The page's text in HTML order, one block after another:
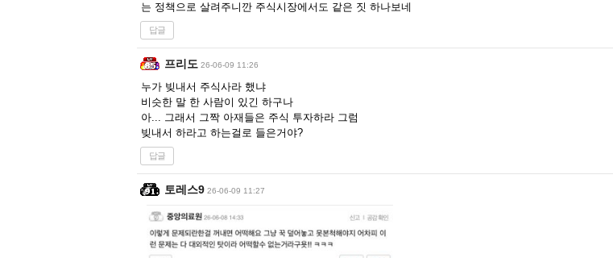
는 정책으로 살려주니깐 주식시장에서도 같은 짓 하나보네
답글
프리도 26-06-09 11:26
누가 빚내서 주식사라 했냐
비슷한 말 한 사람이 있긴 하구나
아... 그래서 그짝 아재들은 주식 투자하라 그럼
빚내서 하라고 하는걸로 들은거야?
답글
토레스9 26-06-09 11:27